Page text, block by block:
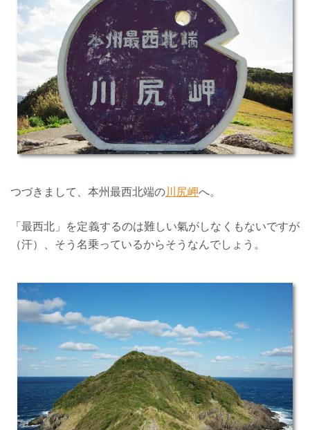
つづきまして、本州最西北端の川尻岬へ。
「最西北」を定義するのは難しい氣がしなくもないですが
（汗）、そう名乗っているからそうなんでしょう。